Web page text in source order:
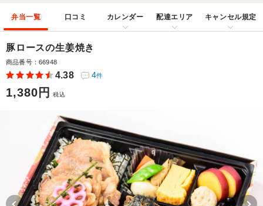
弁当一覧 口コミ カレンダー 配達エリア キャンセル規定
豚ロースの生姜焼き
商品番号：66948
4.38 4件
1,380円 税込